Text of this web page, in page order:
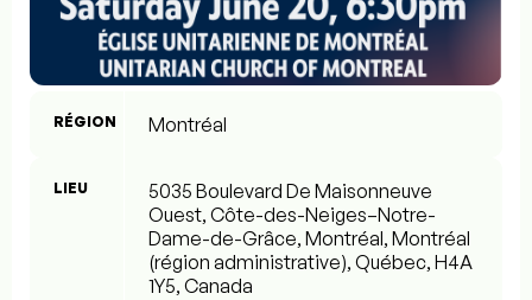
RÉGION Montréal
LIEU
5035 Boulevard De Maisonneuve
Ouest, Côte-des-Neiges–Notre-
Dame-de-Grâce, Montréal, Montréal
(région administrative), Québec, H4A
1Y5, Canada